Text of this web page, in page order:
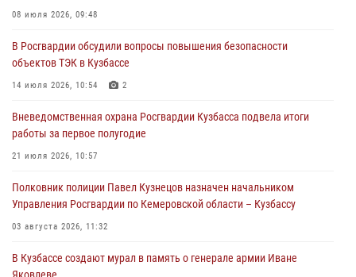
Росгвардейцы задержали участника драки, причинившего побои
05 августа 2026, 08:50
Росгвардейцы пресекли нарушение общественного порядка на
Росгвардейцы в Юрге пресекли попытку проникновения на
08 июля 2026, 09:48
В Росгвардии обсудили вопросы повышения безопасности
объектов ТЭК в Кузбассе
14 июля 2026, 10:54 2
Вневедомственная охрана Росгвардии Кузбасса подвела итоги
работы за первое полугодие
21 июля 2026, 10:57
Полковник полиции Павел Кузнецов назначен начальником
Управления Росгвардии по Кемеровской области – Кузбассу
03 августа 2026, 11:32
В Кузбассе создают мурал в память о генерале армии Иване